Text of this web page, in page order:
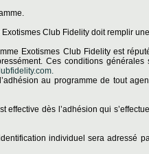
Club Fidelity doit remplir
Exotismes Club Fidelity est
Ces conditions
au programme de tout
dès l’adhésion qui
individuel sera adressé